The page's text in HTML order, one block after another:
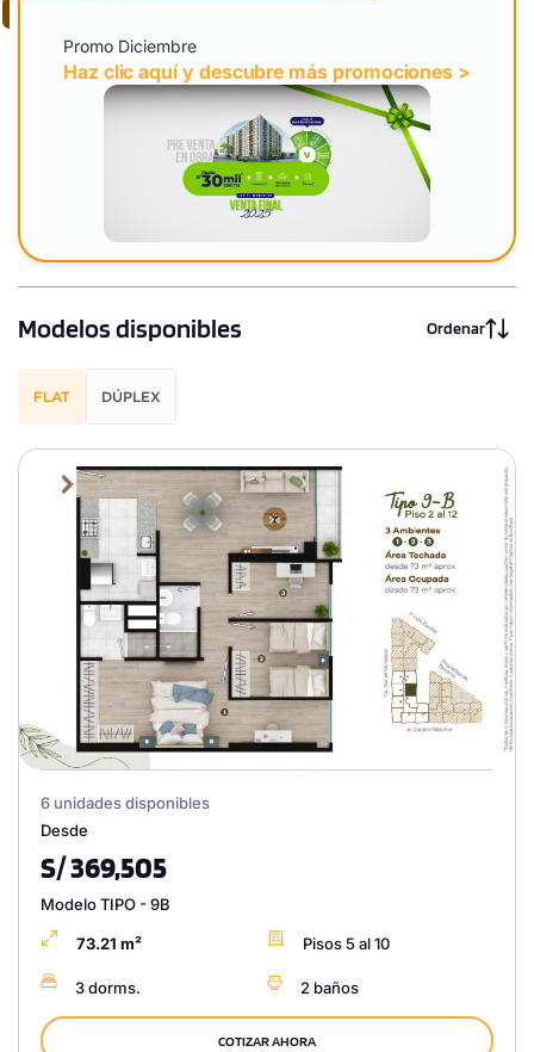
Promo Diciembre
Haz clic aquí y descubre más promociones >
Modelos disponibles Ordenar
FLAT DÚPLEX
6 unidades disponibles
Desde
S/ 369,505
Modelo TIPO - 9B
73.21 m² Pisos 5 al 10
3 dorms. 2 baños
COTIZAR AHORA